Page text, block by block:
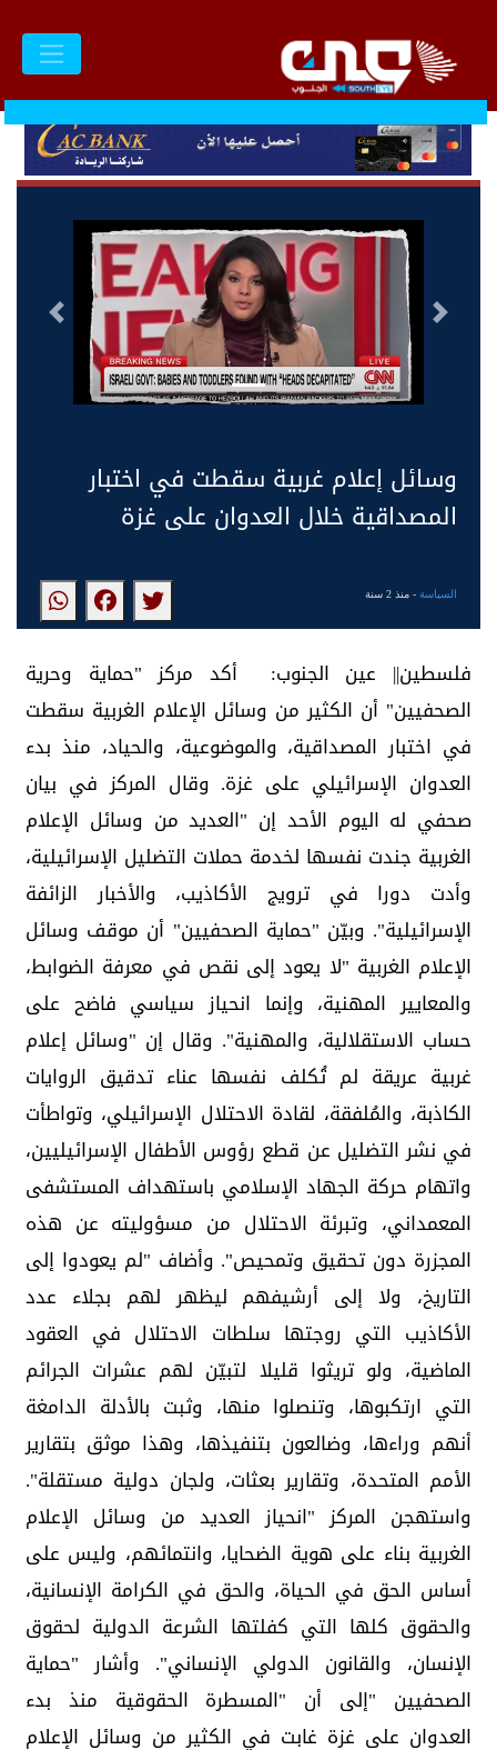
التالى السابق
وسائل إعلام غربية سقطت في اختبار
المصداقية خلال العدوان على غزة
السياسة- منذ 2 سنة
فلسطين|| عين الجنوب: أكد مركز "حماية وحرية
الصحفيين" أن الكثير من وسائل الإعلام الغربية سقطت
في اختبار المصداقية، والموضوعية، والحياد، منذ بدء
العدوان الإسرائيلي على غزة. وقال المركز في بيان
صحفي له اليوم الأحد إن "العديد من وسائل الإعلام
الغربية جندت نفسها لخدمة حملات التضليل الإسرائيلية،
وأدت دورا في ترويج الأكاذيب، والأخبار الزائفة
الإسرائيلية". وبيّن "حماية الصحفيين" أن موقف وسائل
الإعلام الغربية "لا يعود إلى نقص في معرفة الضوابط،
والمعايير المهنية، وإنما انحياز سياسي فاضح على
حساب الاستقلالية، والمهنية". وقال إن "وسائل إعلام
غربية عريقة لم تُكلف نفسها عناء تدقيق الروايات
الكاذبة، والمُلفقة، لقادة الاحتلال الإسرائيلي، وتواطأت
في نشر التضليل عن قطع رؤوس الأطفال الإسرائيليين،
واتهام حركة الجهاد الإسلامي باستهداف المستشفى
المعمداني، وتبرئة الاحتلال من مسؤوليته عن هذه
المجزرة دون تحقيق وتمحيص". وأضاف "لم يعودوا إلى
التاريخ، ولا إلى أرشيفهم ليظهر لهم بجلاء عدد
الأكاذيب التي روجتها سلطات الاحتلال في العقود
الماضية، ولو تريثوا قليلا لتبيّن لهم عشرات الجرائم
التي ارتكبوها، وتنصلوا منها، وثبت بالأدلة الدامغة
أنهم وراءها، وضالعون بتنفيذها، وهذا موثق بتقارير
الأمم المتحدة، وتقارير بعثات، ولجان دولية مستقلة".
واستهجن المركز "انحياز العديد من وسائل الإعلام
الغربية بناء على هوية الضحايا، وانتمائهم، وليس على
أساس الحق في الحياة، والحق في الكرامة الإنسانية،
والحقوق كلها التي كفلتها الشرعة الدولية لحقوق
الإنسان، والقانون الدولي الإنساني". وأشار "حماية
الصحفيين "إلى أن "المسطرة الحقوقية منذ بدء
العدوان على غزة غابت في الكثير من وسائل الإعلام